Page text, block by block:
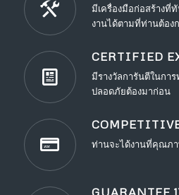
มีเครื่องมือก่อสร้างที่
งานได้ตามที่ท่านต้อง
CERTIFIED
มีรางวัลการันตีในกา
ปลอดภัยต้องมาก่อน
ท่านจะได้งานที่คุณภ